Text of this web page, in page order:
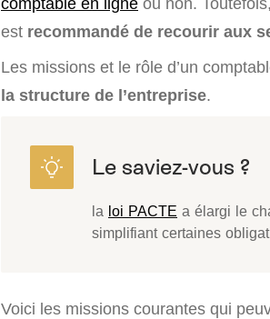
est recommandé de recourir aux
Les missions et le rôle d’un
la structure de l’entreprise.
la loi PACTE a élargi le
simplifiant certaines
Voici les missions courantes qui